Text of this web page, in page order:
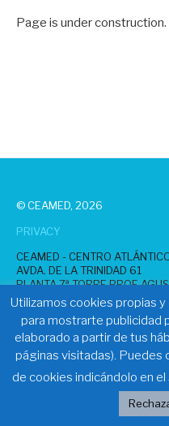
Page is under construction.
© CEAMED, 2026
PRIVACY
CEAMED - CENTRO
AVDA. DE LA TRINIDAD 61
PLANTA 7ª TORRE PROF.
38204 SAN CRISTÓBAL DE LA
+ 34 822 102 653
EMAIL:
SEARCH
Search
Utilizamos cookies propias
para mostrarte publicidad
elaborado a partir de tus
páginas visitadas). Puedes
de cookies indicándolo en